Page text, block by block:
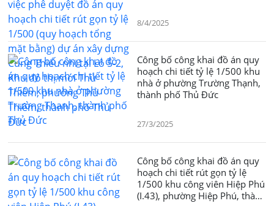
dựng Cung Thiếu nhi tại Lô 5-
2, Khu đô thị mới Thủ Thiêm,
Thủ Đức
8/4/2025
Công bố công khai đồ án quy
hoạch chi tiết tỷ lệ 1/500 khu
nhà ở phường Trường Thạnh,
thành phố Thủ Đức
27/3/2025
Công bố công khai đồ án quy
hoạch chi tiết rút gọn tỷ lệ
1/500 khu công viên Hiệp Phú
(I.43), phường Hiệp Phú, thành